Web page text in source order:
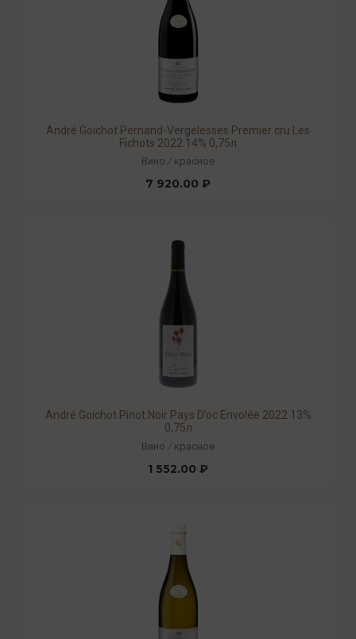
André Goichot Pernand-Vergelesses Premier cru Les
Fichots 2022 14% 0,75л
Вино / красное
7 920.00 ₽
André Goichot Pinot Noir Pays D’oc Envolée 2022 13%
0,75л
Вино / красное
1 552.00 ₽